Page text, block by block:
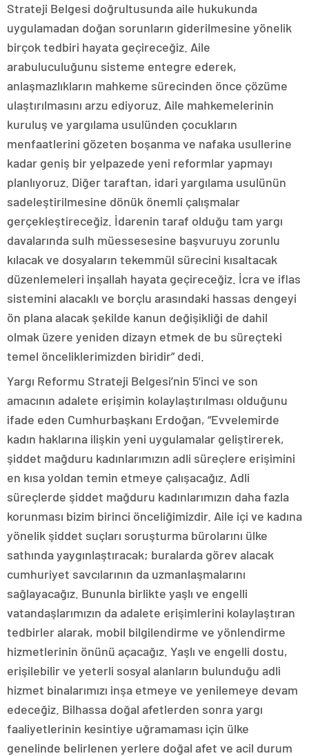
Strateji Belgesi doğrultusunda aile hukukunda
uygulamadan doğan sorunların giderilmesine yönelik
birçok tedbiri hayata geçireceğiz. Aile
arabuluculuğunu sisteme entegre ederek,
anlaşmazlıkların mahkeme sürecinden önce çözüme
ulaştırılmasını arzu ediyoruz. Aile mahkemelerinin
kuruluş ve yargılama usulünden çocukların
menfaatlerini gözeten boşanma ve nafaka usullerine
kadar geniş bir yelpazede yeni reformlar yapmayı
planlıyoruz. Diğer taraftan, idari yargılama usulünün
sadeleştirilmesine dönük önemli çalışmalar
gerçekleştireceğiz. İdarenin taraf olduğu tam yargı
davalarında sulh müessesesine başvuruyu zorunlu
kılacak ve dosyaların tekemmül sürecini kısaltacak
düzenlemeleri inşallah hayata geçireceğiz. İcra ve iflas
sistemini alacaklı ve borçlu arasındaki hassas dengeyi
ön plana alacak şekilde kanun değişikliği de dahil
olmak üzere yeniden dizayn etmek de bu süreçteki
temel önceliklerimizden biridir” dedi.
Yargı Reformu Strateji Belgesi’nin 5’inci ve son
amacının adalete erişimin kolaylaştırılması olduğunu
ifade eden Cumhurbaşkanı Erdoğan, “Evvelemirde
kadın haklarına ilişkin yeni uygulamalar geliştirerek,
şiddet mağduru kadınlarımızın adli süreçlere erişimini
en kısa yoldan temin etmeye çalışacağız. Adli
süreçlerde şiddet mağduru kadınlarımızın daha fazla
korunması bizim birinci önceliğimizdir. Aile içi ve kadına
yönelik şiddet suçları soruşturma bürolarını ülke
sathında yaygınlaştıracak; buralarda görev alacak
cumhuriyet savcılarının da uzmanlaşmalarını
sağlayacağız. Bununla birlikte yaşlı ve engelli
vatandaşlarımızın da adalete erişimlerini kolaylaştıran
tedbirler alarak, mobil bilgilendirme ve yönlendirme
hizmetlerinin önünü açacağız. Yaşlı ve engelli dostu,
erişilebilir ve yeterli sosyal alanların bulunduğu adli
hizmet binalarımızı inşa etmeye ve yenilemeye devam
edeceğiz. Bilhassa doğal afetlerden sonra yargı
faaliyetlerinin kesintiye uğramaması için ülke
genelinde belirlenen yerlere doğal afet ve acil durum